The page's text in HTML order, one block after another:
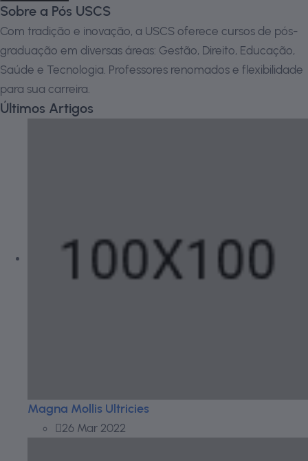
Sobre a Pós USCS
Com tradição e inovação, a USCS oferece cursos de pós-
graduação em diversas áreas: Gestão, Direito, Educação,
Saúde e Tecnologia. Professores renomados e flexibilidade
para sua carreira.
Últimos Artigos
Magna Mollis Ultricies
26 Mar 2022